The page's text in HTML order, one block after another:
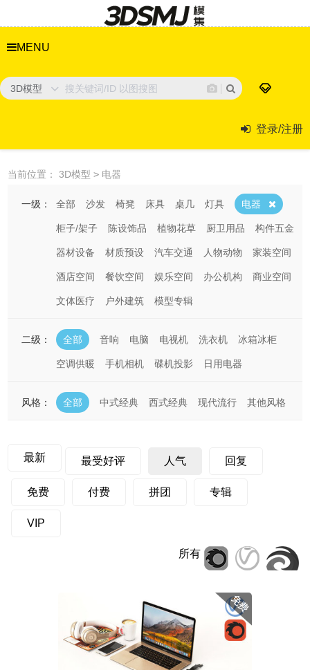
MENU
3D模型
登录/注册
当前位置： 3D模型 > 电器
一级： 全部 沙发 椅凳 床具 桌几 灯具 电器
柜子/架子 陈设饰品 植物花草 厨卫用品 构件五金
器材设备 材质预设 汽车交通 人物动物 家装空间
酒店空间 餐饮空间 娱乐空间 办公机构 商业空间
文体医疗 户外建筑 模型专辑
二级： 全部 音响 电脑 电视机 洗衣机 冰箱冰柜
空调供暖 手机相机 碟机投影 日用电器
风格： 全部 中式经典 西式经典 现代流行 其他风格
最新 最受好评 人气 回复
免费 付费 拼团 专辑
VIP
所有